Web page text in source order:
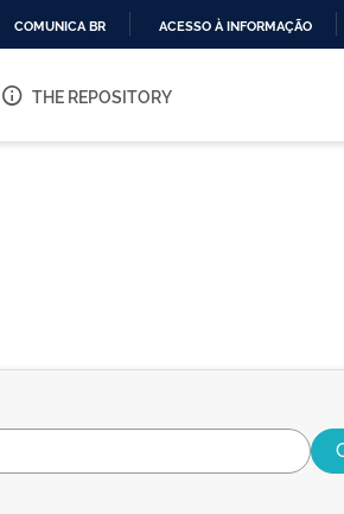
O
COMUNICA BR ACESSO À INFORMAÇÃO
THE REPOSITORY